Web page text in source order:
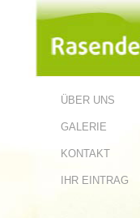
ÜBER UNS
GALERIE
KONTAKT
IHR EINTRAG